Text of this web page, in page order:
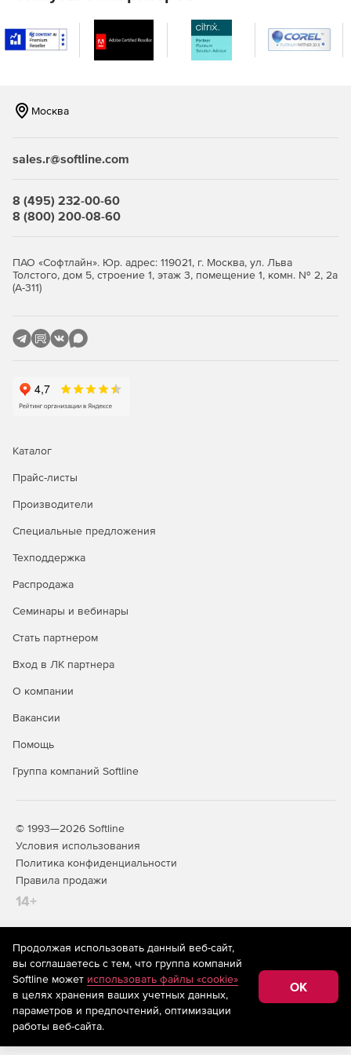
Сертификат
Сетевой сканер «Ревизор Сети» версия 3.0
2023г.),
руководящим документом «Защита от
несанкционированного доступа к информации. Часть
отсутствия недекларированных возможностей»,
для создания автоматизированных систем до класса
защищенности 1Б включительно,
информационных систем персональных данных
(ИСПДн),
информационных системах (ГосИС) и
автоматизированных системах управления
на критически важных и потенциально опасных
повышенную опасность для жизни и здоровья людей
класса защищенности включительно,
Москва
sales.r@softline.com
8 (495) 232-00-60
8 (800) 200-08-60
ПАО «Софтлайн». Юр. адрес: 119021, г. Москва, ул. Льва
Толстого, дом 5, строение 1, этаж 3, помещение 1, комн. № 2, 2а
(А-311)
Каталог
Прайс-листы
Производители
Специальные предложения
Техподдержка
Распродажа
Семинары и вебинары
Стать партнером
Вход в ЛК партнера
О компании
Вакансии
Помощь
Группа компаний Softline
© 1993—2026 Softline
Условия использования
Политика конфиденциальности
Правила продажи
14+
На информационном ресурсе store.softline.ru применяются
рекомендательные технологии(информационные технологии
предоставления информации на основе сбора,
систематизации и анализа сведений, относящихся к
предпочтениям пользователей сети «Интернет»,
находящихся на территории Российской Федерации)
Продолжая использовать данный веб-сайт,
вы соглашаетесь с тем, что группа компаний
Softline может использовать файлы «cookie»
в целях хранения ваших учетных данных,
параметров и предпочтений, оптимизации
работы веб-сайта.
OK